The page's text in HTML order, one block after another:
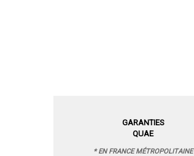
GARANTIES
QUAE
* EN FRANCE MÉTROPOLITAINE